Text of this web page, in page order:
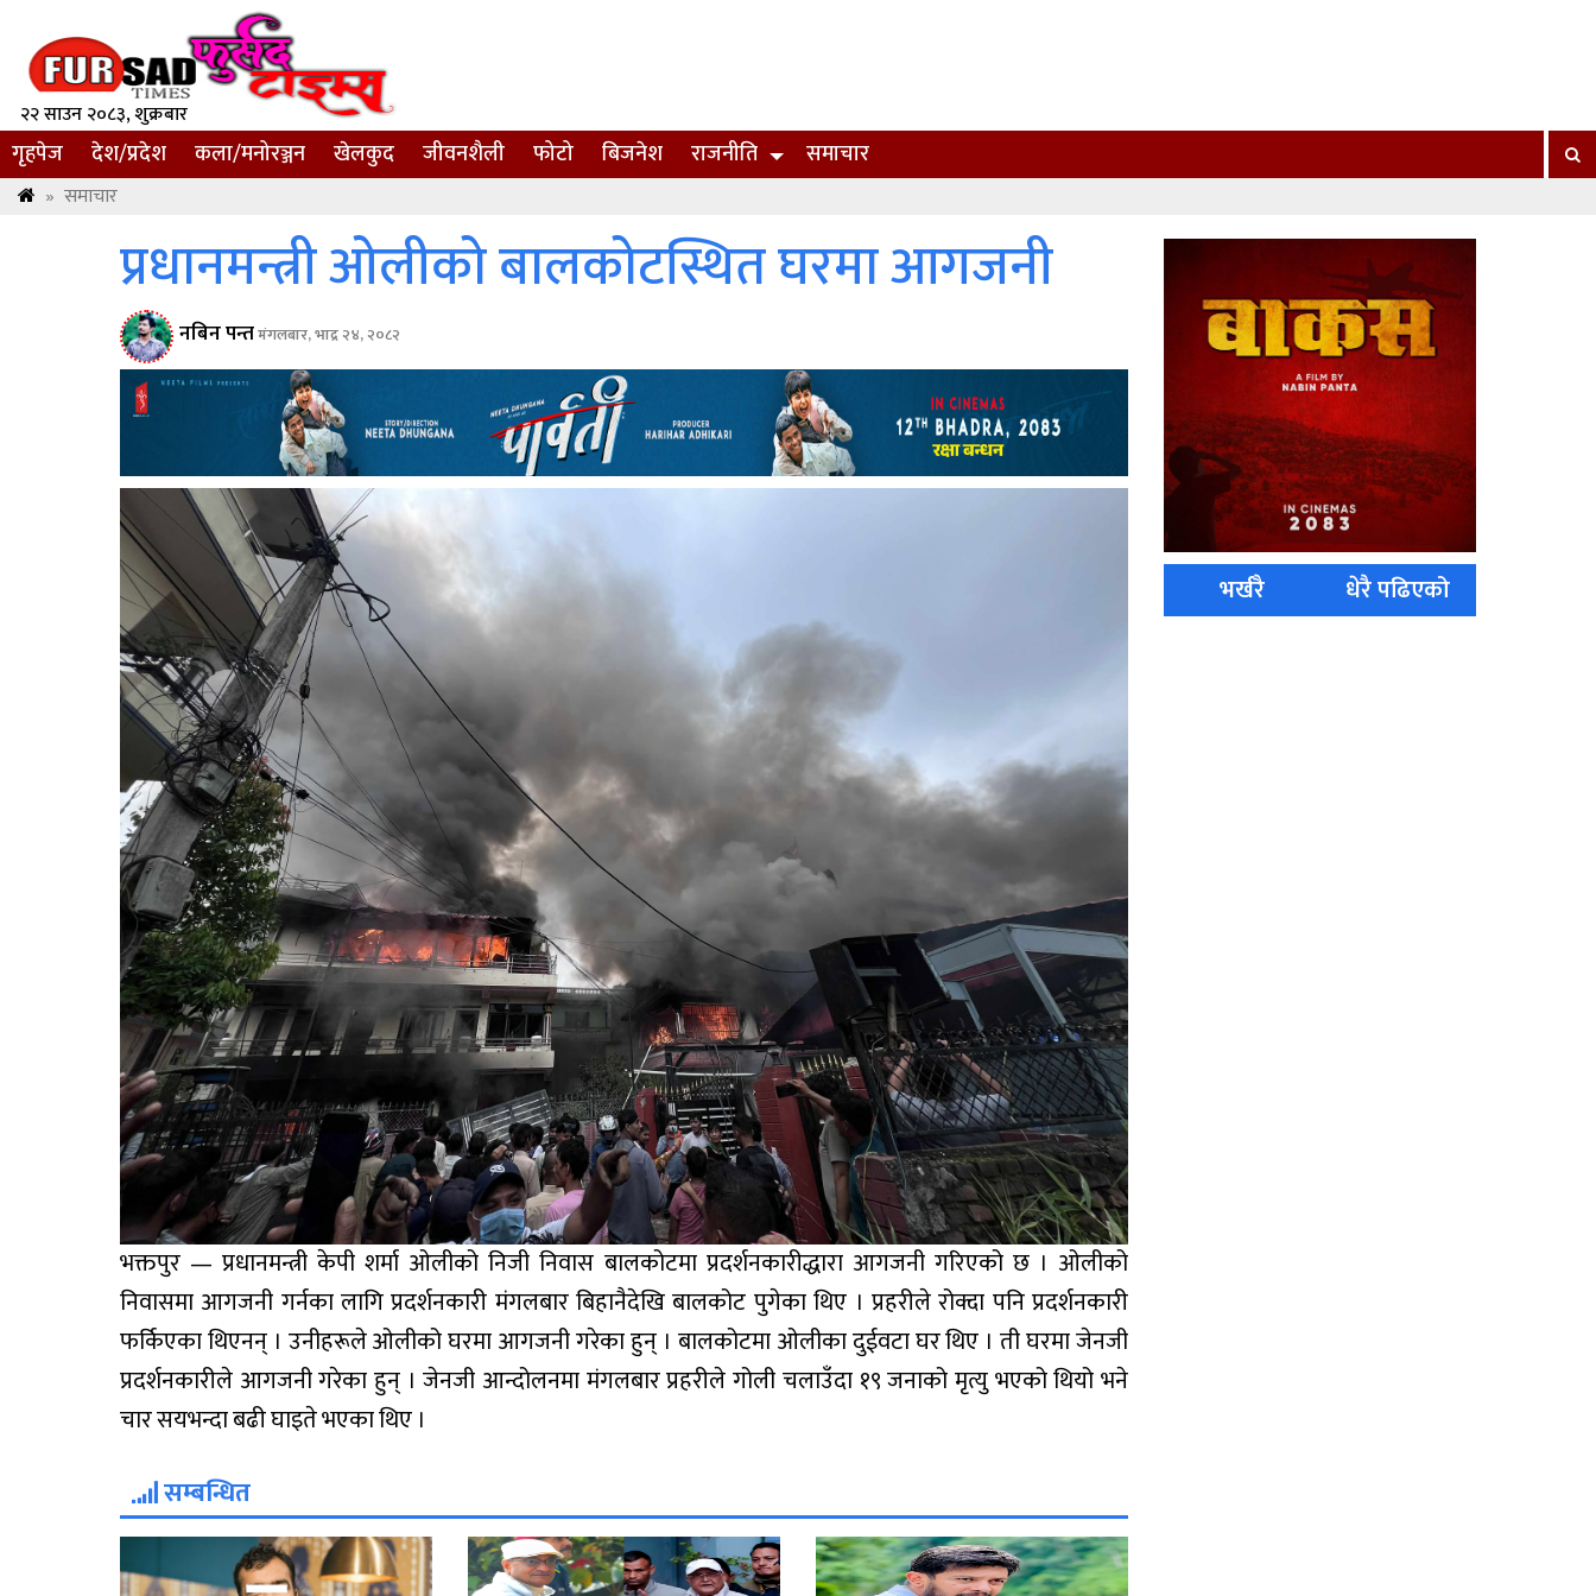
२२ साउन २०८३, शुक्रबार
गृहपेज देश/प्रदेश कला/मनोरञ्जन खेलकुद जीवनशैली फोटो बिजनेश राजनीति समाचार
» समाचार
प्रधानमन्त्री ओलीको बालकोटस्थित घरमा आगजनी
नबिन पन्तमंगलबार, भाद्र २४, २०८२
भक्तपुर — प्रधानमन्त्री केपी शर्मा ओलीको निजी निवास बालकोटमा प्रदर्शनकारीद्धारा आगजनी गरिएको छ । ओलीको
निवासमा आगजनी गर्नका लागि प्रदर्शनकारी मंगलबार बिहानैदेखि बालकोट पुगेका थिए । प्रहरीले रोक्दा पनि प्रदर्शनकारी
फर्किएका थिएनन् । उनीहरूले ओलीको घरमा आगजनी गरेका हुन् । बालकोटमा ओलीका दुईवटा घर थिए । ती घरमा जेनजी
प्रदर्शनकारीले आगजनी गरेका हुन् । जेनजी आन्दोलनमा मंगलबार प्रहरीले गोली चलाउँदा १९ जनाको मृत्यु भएको थियो भने
चार सयभन्दा बढी घाइते भएका थिए ।
सम्बन्धित
भर्खरै धेरै पढिएको